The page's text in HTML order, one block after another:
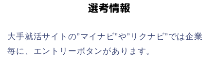
大手就活サイトの”マイナビ”や”リクナビ”では企業
毎に、エントリーボタンがあります。